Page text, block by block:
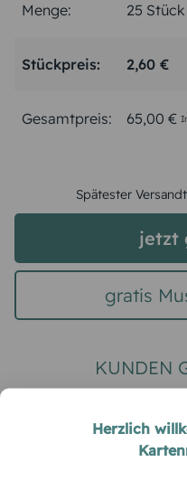
Menge:
Stückpreis: 2,60 €
Gesamtpreis: 65,00 €
Spätester
jetzt
gratis
KUNDEN
Herzlich